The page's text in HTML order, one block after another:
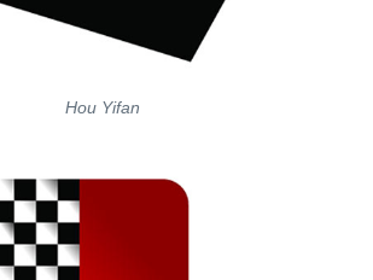
Hou Yifan